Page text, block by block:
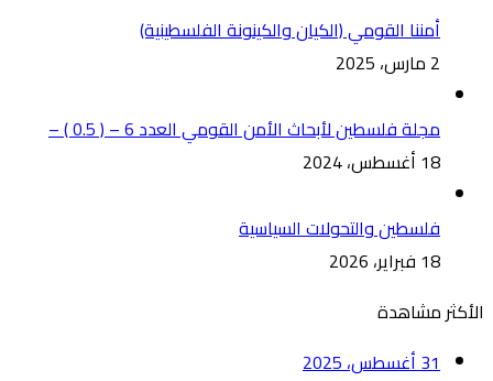
أمننا القومي (الكيان والكينونة الفلسطينية)
2 مارس، 2025
مجلة فلسطين لأبحاث الأمن القومي العدد 6 – ( 0.5 ) –
18 أغسطس، 2024
فلسطين والتحولات السياسية
18 فبراير، 2026
الأكثر مشاهدة
31 أغسطس، 2025